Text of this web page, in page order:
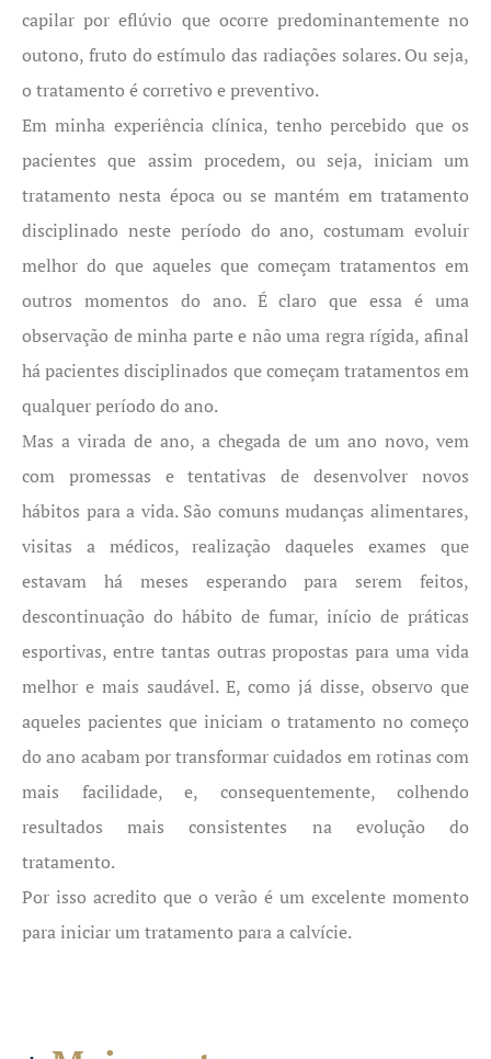
capilar por eflúvio que ocorre predominantemente no
outono, fruto do estímulo das radiações solares. Ou seja,
o tratamento é corretivo e preventivo.
Em minha experiência clínica, tenho percebido que os
pacientes que assim procedem, ou seja, iniciam um
tratamento nesta época ou se mantém em tratamento
disciplinado neste período do ano, costumam evoluir
melhor do que aqueles que começam tratamentos em
outros momentos do ano. É claro que essa é uma
observação de minha parte e não uma regra rígida, afinal
há pacientes disciplinados que começam tratamentos em
qualquer período do ano.
Mas a virada de ano, a chegada de um ano novo, vem
com promessas e tentativas de desenvolver novos
hábitos para a vida. São comuns mudanças alimentares,
visitas a médicos, realização daqueles exames que
estavam há meses esperando para serem feitos,
descontinuação do hábito de fumar, início de práticas
esportivas, entre tantas outras propostas para uma vida
melhor e mais saudável. E, como já disse, observo que
aqueles pacientes que iniciam o tratamento no começo
do ano acabam por transformar cuidados em rotinas com
mais facilidade, e, consequentemente, colhendo
resultados mais consistentes na evolução do
tratamento.
Por isso acredito que o verão é um excelente momento
para iniciar um tratamento para a calvície.